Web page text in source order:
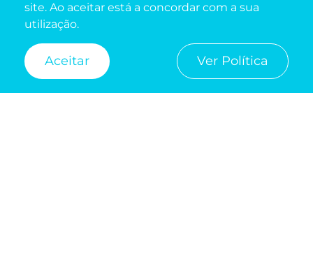
WE RUN SPORT CONSULTING
218 228 784 (CHAMADA PARA A REDE FIXA
NACIONAL)
site. Ao aceitar está a concordar com a sua
utilização.
Aceitar Ver Política